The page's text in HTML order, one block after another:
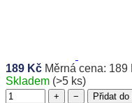
189 Kč Měrná cena: 189
Skladem (>5 ks)
+ − Přidat